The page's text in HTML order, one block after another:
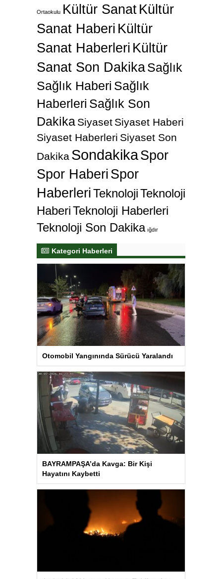
Ortaokulu Kültür SanatKültür
Sanat Haberi Kültür
Sanat Haberleri Kültür
Sanat Son DakikaSağlık
Sağlık Haberi Sağlık
Haberleri Sağlık Son
Dakika Siyaset Siyaset Haberi
Siyaset Haberleri Siyaset Son
Dakika SondakikaSpor
Spor Haberi Spor
HaberleriTeknolojiTeknoloji
HaberiTeknoloji Haberleri
Teknoloji Son Dakika ığdır
Kategori Haberleri
Otomobil Yangınında Sürücü Yaralandı
BAYRAMPAŞA’da Kavga: Bir Kişi
Hayatını Kaybetti